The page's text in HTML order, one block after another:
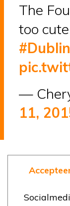
The
too
#Dublin
—
11,